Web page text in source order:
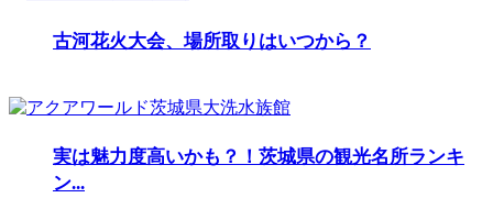
古河花火大会、場所取りはいつから？
実は魅力度高いかも？！茨城県の観光名所ランキ
ン...